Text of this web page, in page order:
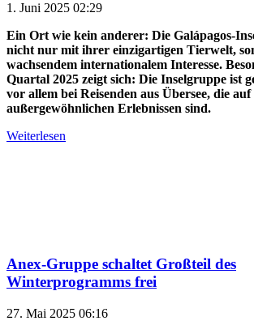
1. Juni 2025 02:29
Ein Ort wie kein anderer: Die Galápagos-
nicht nur mit ihrer einzigartigen Tierwelt,
wachsendem internationalem Interesse.
Quartal 2025 zeigt sich: Die Inselgruppe ist
vor allem bei Reisenden aus Übersee, die
außergewöhnlichen Erlebnissen sind.
Weiterlesen
Anex-Gruppe schaltet Großteil des
Winterprogramms frei
27. Mai 2025 06:16